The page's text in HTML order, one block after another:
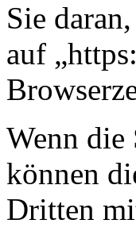
Sie
auf
Wenn
können
Dritten